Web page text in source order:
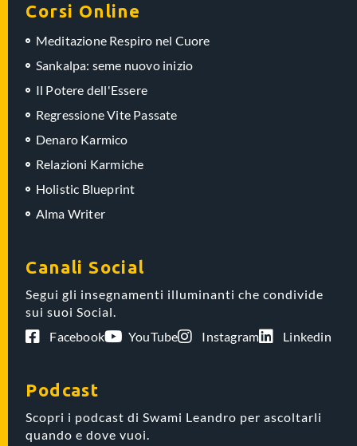
Corsi Online
Meditazione Respiro nel Cuore
Sankalpa: seme nuovo inizio
Il Potere dell'Essere
Regressione Vite Passate
Denaro Karmico
Relazioni Karmiche
Holistic Blueprint
Alma Writer
Canali Social
Segui gli insegnamenti illuminanti che condivide
sui suoi Social.
Facebook
YouTube Instagram Linkedin
Podcast
Scopri i podcast di Swami Leandro per ascoltarli
quando e dove vuoi.